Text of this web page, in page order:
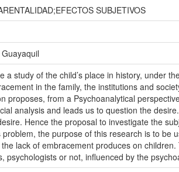
SUBJETIVOS
a study of the child’s place in history, under
in the family, the institutions and
proposes, from a Psychoanalytical
analysis and leads us to question the
Hence the proposal to investigate the
the purpose of this research is to be
lack of embracement produces on
psychologists or not, influenced by the